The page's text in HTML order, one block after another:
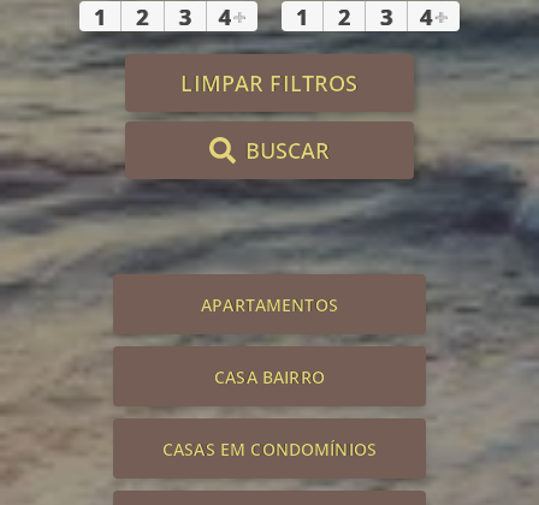
1 2 3 4+ 1 2 3 4+
LIMPAR FILTROS
BUSCAR
APARTAMENTOS
CASA BAIRRO
CASAS EM CONDOMÍNIOS